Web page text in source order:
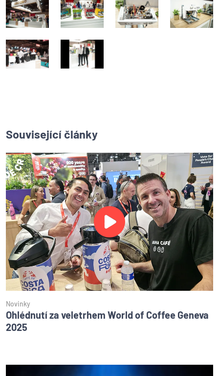
Související články
Novinky
Ohlédnutí za veletrhem World of Coffee Geneva
2025